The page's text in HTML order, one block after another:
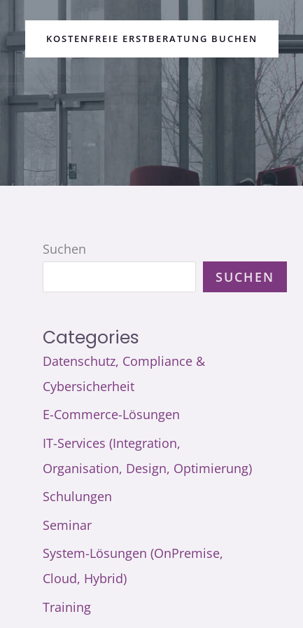
KOSTENFREIE ERSTBERATUNG BUCHEN
Suchen
SUCHEN
Categories
Datenschutz, Compliance &
Cybersicherheit
E-Commerce-Lösungen
IT-Services (Integration,
Organisation, Design, Optimierung)
Schulungen
Seminar
System-Lösungen (OnPremise,
Cloud, Hybrid)
Training